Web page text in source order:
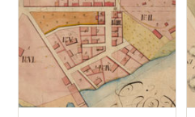
teman